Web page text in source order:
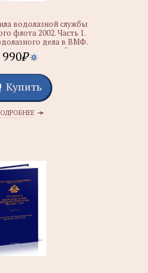
водолазной службы
флота 2002. Часть 1.
дела в ВМФ.
и средние глубины
990₽
Купить